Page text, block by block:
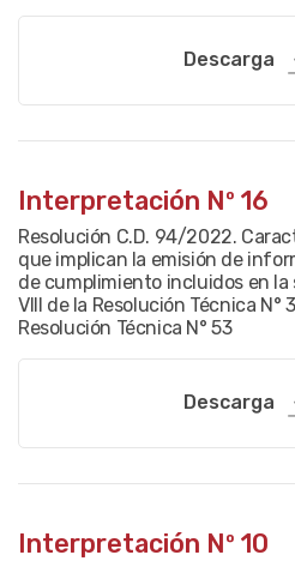
Descarga
Interpretación Nº 16
Resolución C.D. 94/2022.
que implican la emisión de
de cumplimiento incluidos en la
VIII de la Resolución Técnica N°
Resolución Técnica N° 53
Descarga
Interpretación Nº 10